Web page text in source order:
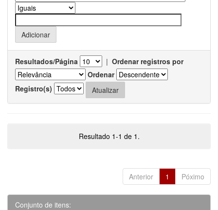
Resultados/Página | Ordenar registros por
Ordenar
Registro(s)
Resultado 1-1 de 1.
Anterior 1 Póximo
Conjunto de itens: